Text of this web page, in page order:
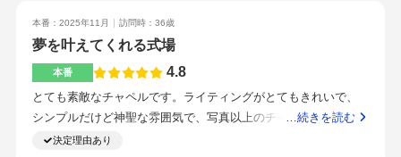
はお借りできたので無料でした。ドレスの料金は個別にドレス
ショップへ支払ったのでブラスブルーへのお見積もりから外
れ、違約金？だけの料金がお見積もりに入りました自分の世界
を持っているシェフが、目も舌も喜ぶメニューを提供してくれ
ます。フォアグラのスープが大好物！ケーキも思った通りにか
わいくしていただき、味も美味しかったです◯駅の出口が一つ
で、出口を出たらすぐ右手に見える好立地。遠方からの親族で
本番：2025年11月 訪問時：36歳
夢を叶えてくれる式場
本番 4.8
とても素敵なチャペルです。ライティングがとてもきれいで、
シンプルだけど神聖な雰囲気で、写真以上のチャペルだと思い
ます。窓が大きく、そこから見える緑や紅葉がとてもきれいで
…続きを読む
決定理由あり